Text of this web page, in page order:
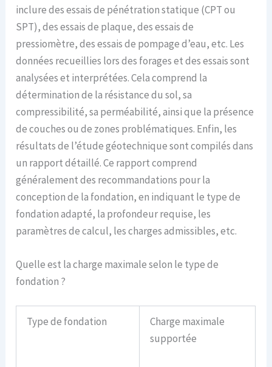
inclure des essais de pénétration statique (CPT ou
SPT), des essais de plaque, des essais de
pressiomètre, des essais de pompage d’eau, etc. Les
données recueillies lors des forages et des essais sont
analysées et interprétées. Cela comprend la
détermination de la résistance du sol, sa
compressibilité, sa perméabilité, ainsi que la présence
de couches ou de zones problématiques. Enfin, les
résultats de l’étude géotechnique sont compilés dans
un rapport détaillé. Ce rapport comprend
généralement des recommandations pour la
conception de la fondation, en indiquant le type de
fondation adapté, la profondeur requise, les
paramètres de calcul, les charges admissibles, etc.
Quelle est la charge maximale selon le type de
fondation ?
Type de fondation
Charge maximale
supportée